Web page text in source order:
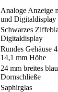
Analoge Anzeige
und Digitaldisplay
Schwarzes
Digitaldisplay
Rundes Gehäuse
14,1 mm Höhe
24 mm breites
Dornschließe
Saphirglas